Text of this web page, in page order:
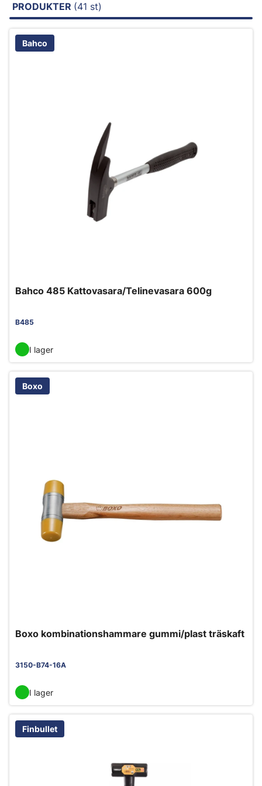
PRODUKTER (41 st)
Bahco
Bahco 485 Kattovasara/Telinevasara 600g
B485
I lager
Boxo
Boxo kombinationshammare gummi/plast träskaft
3150-B74-16A
I lager
Finbullet